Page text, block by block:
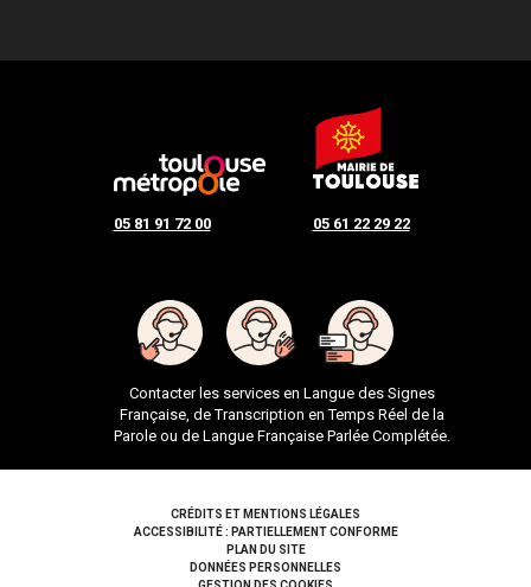
05 81 91 72 00 05 61 22 29 22
Contacter les services en Langue des Signes
Française, de Transcription en Temps Réel de la
Parole ou de Langue Française Parlée Complétée.
Pied de pageCRÉDITS ET MENTIONS LÉGALES
ACCESSIBILITÉ : PARTIELLEMENT CONFORME
PLAN DU SITE
DONNÉES PERSONNELLES